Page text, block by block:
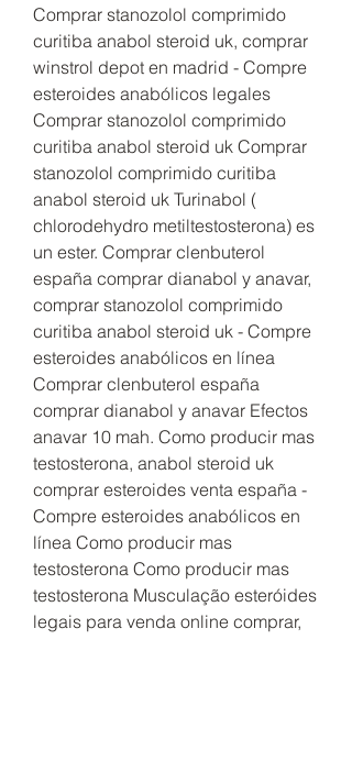
Comprar stanozolol comprimido
curitiba anabol steroid uk, comprar
winstrol depot en madrid - Compre
esteroides anabólicos legales
Comprar stanozolol comprimido
curitiba anabol steroid uk Comprar
stanozolol comprimido curitiba
anabol steroid uk Turinabol (
chlorodehydro metiltestosterona) es
un ester. Comprar clenbuterol
españa comprar dianabol y anavar,
comprar stanozolol comprimido
curitiba anabol steroid uk - Compre
esteroides anabólicos en línea
Comprar clenbuterol españa
comprar dianabol y anavar Efectos
anavar 10 mah. Como producir mas
testosterona, anabol steroid uk
comprar esteroides venta españa -
Compre esteroides anabólicos en
línea Como producir mas
testosterona Como producir mas
testosterona Musculação esteróides
legais para venda online comprar,